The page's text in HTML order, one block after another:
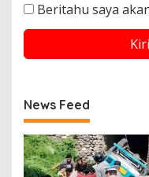
Beritahu saya
News Feed